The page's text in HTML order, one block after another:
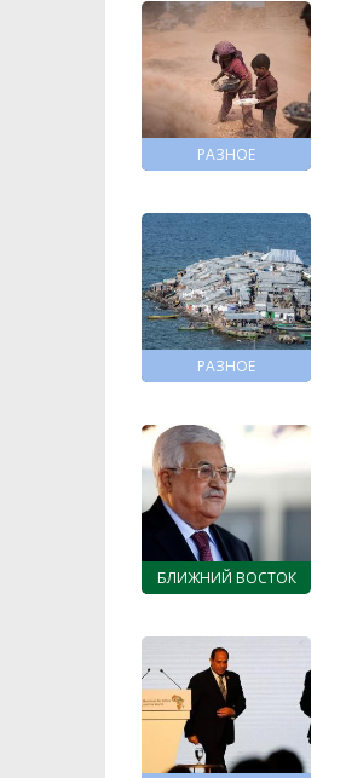
РАЗНОЕ
РАЗНОЕ
БЛИЖНИЙ ВОСТОК